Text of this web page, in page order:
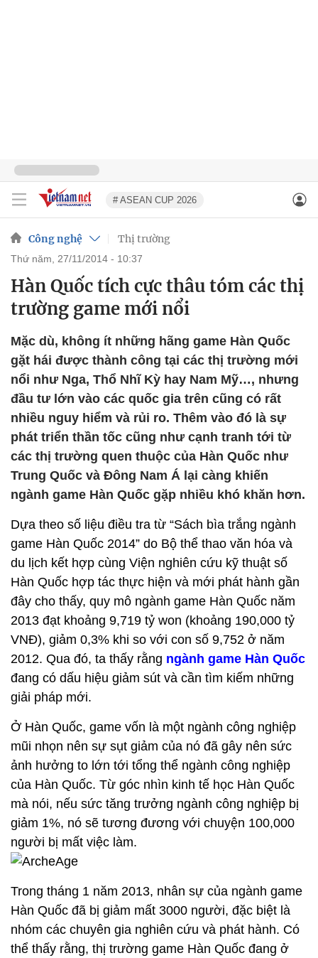
# ASEAN CUP 2026
Công nghệ Thị trường
thứ năm, 27/11/2014 - 10:37
Hàn Quốc tích cực thâu tóm các thị
trường game mới nổi
Mặc dù, không ít những hãng game Hàn Quốc
gặt hái được thành công tại các thị trường mới
nổi như Nga, Thổ Nhĩ Kỳ hay Nam Mỹ…, nhưng
đầu tư lớn vào các quốc gia trên cũng có rất
nhiều nguy hiểm và rủi ro. Thêm vào đó là sự
phát triển thần tốc cũng như cạnh tranh tới từ
các thị trường quen thuộc của Hàn Quốc như
Trung Quốc và Đông Nam Á lại càng khiến
ngành game Hàn Quốc gặp nhiều khó khăn hơn.
Dựa theo số liệu điều tra từ “Sách bìa trắng ngành
game Hàn Quốc 2014” do Bộ thể thao văn hóa và
du lịch kết hợp cùng Viện nghiên cứu kỹ thuật số
Hàn Quốc hợp tác thực hiện và mới phát hành gần
đây cho thấy, quy mô ngành game Hàn Quốc năm
2013 đạt khoảng 9,719 tỷ won (khoảng 190,000 tỷ
VNĐ), giảm 0,3% khi so với con số 9,752 ở năm
2012. Qua đó, ta thấy rằng ngành game Hàn Quốc
đang có dấu hiệu giảm sút và cần tìm kiếm những
giải pháp mới.
Ở Hàn Quốc, game vốn là một ngành công nghiệp
mũi nhọn nên sự sụt giảm của nó đã gây nên sức
ảnh hưởng to lớn tới tổng thể ngành công nghiệp
của Hàn Quốc. Từ góc nhìn kinh tế học Hàn Quốc
mà nói, nếu sức tăng trưởng ngành công nghiệp bị
giảm 1%, nó sẽ tương đương với chuyện 100,000
người bị mất việc làm.
Trong tháng 1 năm 2013, nhân sự của ngành game
Hàn Quốc đã bị giảm mất 3000 người, đặc biệt là
nhóm các chuyên gia nghiên cứu và phát hành. Có
thể thấy rằng, thị trường game Hàn Quốc đang ở